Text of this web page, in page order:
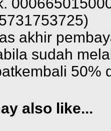
akhir
sudah
50%
also like...